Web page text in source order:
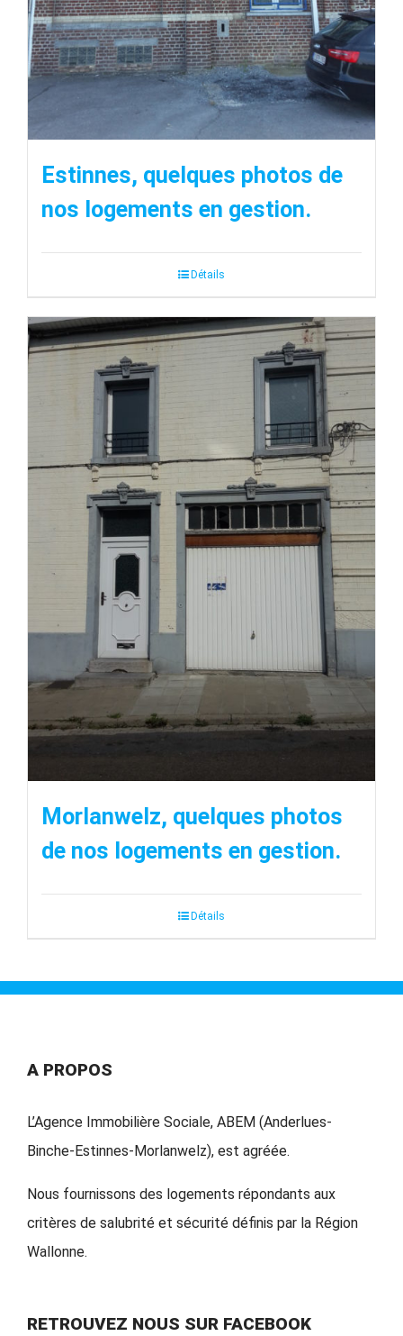
Estinnes, quelques photos de
nos logements en gestion.
Détails
Morlanwelz, quelques photos
de nos logements en gestion.
Détails
A PROPOS
L’Agence Immobilière Sociale, ABEM (Anderlues-
Binche-Estinnes-Morlanwelz), est agréée.
Nous fournissons des logements répondants aux
critères de salubrité et sécurité définis par la Région
Wallonne.
RETROUVEZ NOUS SUR FACEBOOK